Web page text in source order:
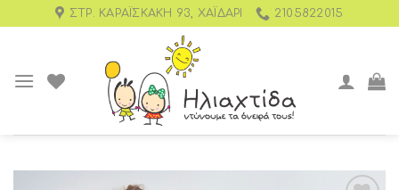
ΣΤΡ. ΚΑΡΑΪΣΚΆΚΗ 93, ΧΑΪΔΆΡΙ 2105822015